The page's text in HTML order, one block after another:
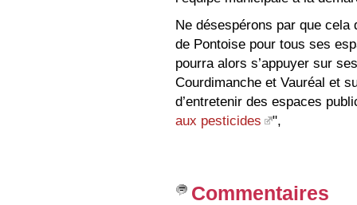
Ne désespérons par que
de Pontoise pour tous ses
pourra alors s’appuyer sur
Courdimanche et Vauréal et
d’entretenir des espaces
aux pesticides
",
Commentaires